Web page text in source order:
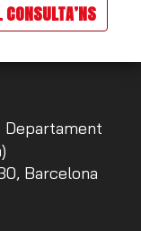
Departament
Barcelona